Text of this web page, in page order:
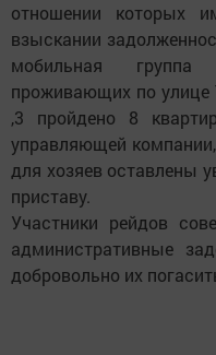
отношении которых
взыскании
мобильная группа
проживающих по улице
,3 пройдено 8
управляющей
для хозяев оставлены
приставу.
Участники рейдов
административные
добровольно их